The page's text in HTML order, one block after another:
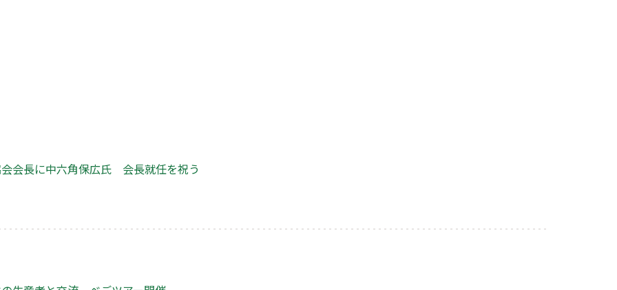
会長に中六角保広氏 会長就任を祝う